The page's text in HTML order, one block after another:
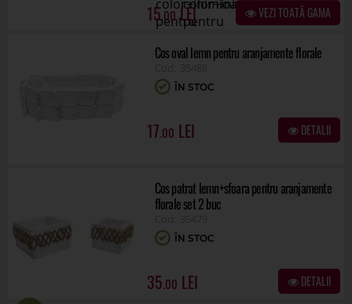
15.00 VEZI TOATĂ GAMA
Cos oval lemn pentru aranjamente florale
ÎN STOC
17.00 DETALII
Cos patrat lemn+sfoara pentru aranjamente
florale set 2 buc
ÎN STOC
35.00 DETALII